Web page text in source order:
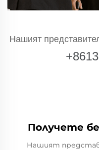
Нашият
Получете
Нашият